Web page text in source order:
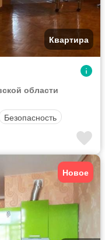
Квартира
области
Безопасность
Новое